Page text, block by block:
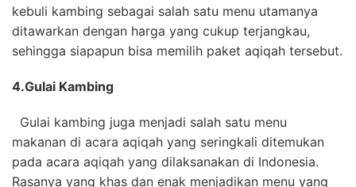
kebuli kambing sebagai salah satu menu utamanya
ditawarkan dengan harga yang cukup terjangkau,
sehingga siapapun bisa memilih paket aqiqah tersebut.
4.Gulai Kambing
Gulai kambing juga menjadi salah satu menu
makanan di acara aqiqah yang seringkali ditemukan
pada acara aqiqah yang dilaksanakan di Indonesia.
Rasanya yang khas dan enak menjadikan menu yang